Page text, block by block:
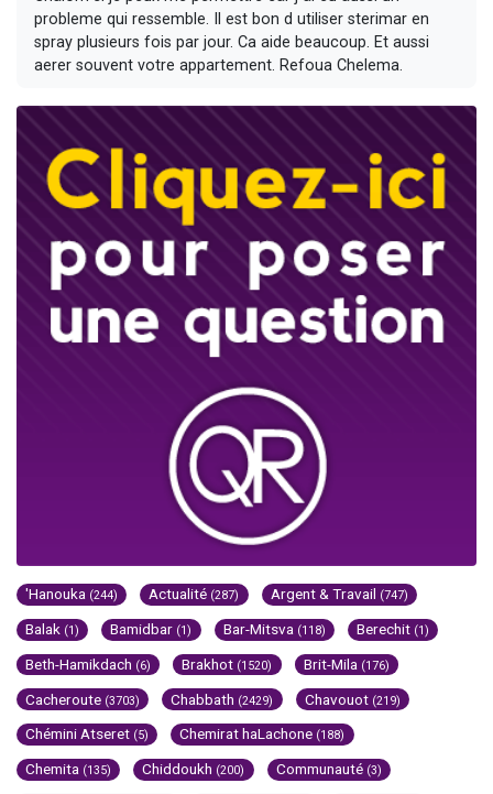
probleme qui ressemble. Il est bon d utiliser sterimar en
spray plusieurs fois par jour. Ca aide beaucoup. Et aussi
aerer souvent votre appartement. Refoua Chelema.
'Hanouka (244) Actualité (287) Argent & Travail (747)
Balak (1) Bamidbar (1) Bar-Mitsva (118) Berechit (1)
Beth-Hamikdach (6) Brakhot (1520) Brit-Mila (176)
Cacheroute (3703) Chabbath (2429) Chavouot (219)
Chémini Atseret (5) Chemirat haLachone (188)
Chemita (135) Chiddoukh (200) Communauté (3)